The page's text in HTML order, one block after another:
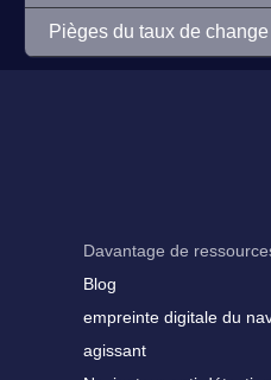
Pièges du taux de change
Davantage de
Blog
empreinte digitale du
agissant